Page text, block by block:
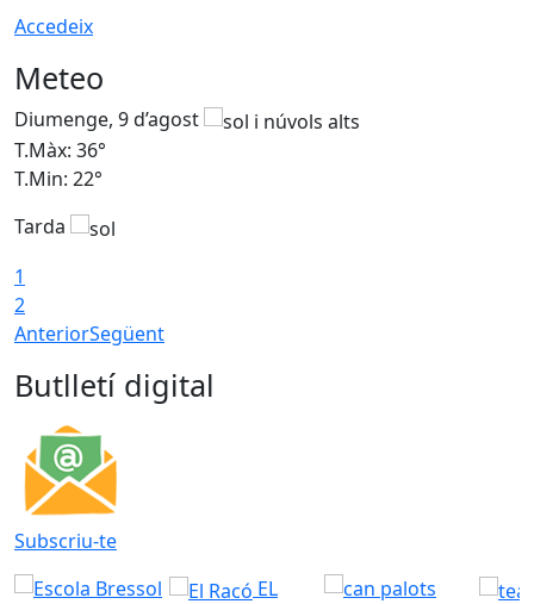
Accedeix
Meteo
Diumenge, 9 d’agost
T.Màx: 36°
T.Min: 22°
Tarda
1
2
AnteriorSegüent
Butlletí digital
Subscriu-te
EL